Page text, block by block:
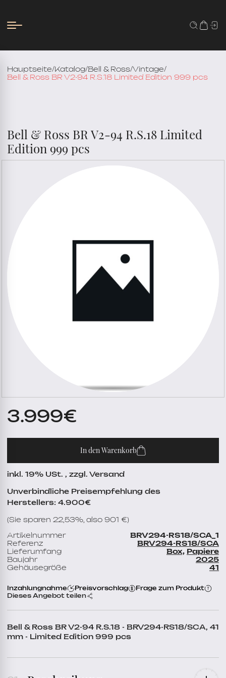
Hauptseite/ Katalog/Bell & Ross/Vintage/
Bell & Ross BR V2-94 R.S.18 Limited Edition 999 pcs
Bell & Ross BR V2-94 R.S.18 Limited
Edition 999 pcs
Bell & Ross BR V2-94 R.S.18 - BRV294-RS18/SCA, 41
mm - Limited Edition 999 pcs
3.999€
In den Warenkorb
inkl. 19% USt. , zzgl. Versand
Unverbindliche Preisempfehlung des
Herstellers: 4.900€
(Sie sparen 22,53%, also 901 €)
Artikelnummer
BRV294-RS18/SCA_1
Referenz
BRV294-RS18/SCA
Lieferumfang
Box, Papiere
Baujahr
2025
Gehäusegröße
41
Inzahlungnahme Preisvorschlag
Frage zum Produkt
Dieses Angebot teilen